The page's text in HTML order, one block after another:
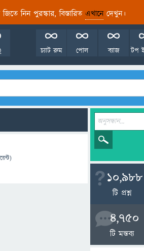
নিন পুরস্কার, বিস্তারিত এখানেদেখুন।
টপ
ব্যাজ
পোল
চ্যাট রুম
10,988
টি প্রশ্ন
4,750
টি মন্তব্য